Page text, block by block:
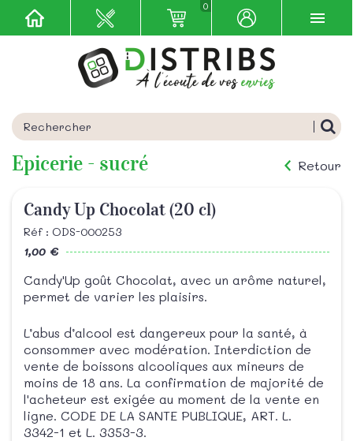
0
Epicerie - sucré Retour
Candy Up Chocolat (20 cl)
Réf : ODS-000253
1,00 €
Candy'Up goût Chocolat, avec un arôme naturel,
permet de varier les plaisirs.
L’abus d’alcool est dangereux pour la santé, à
consommer avec modération. Interdiction de
vente de boissons alcooliques aux mineurs de
moins de 18 ans. La confirmation de majorité de
l'acheteur est exigée au moment de la vente en
ligne. CODE DE LA SANTE PUBLIQUE, ART. L.
3342-1 et L. 3353-3.